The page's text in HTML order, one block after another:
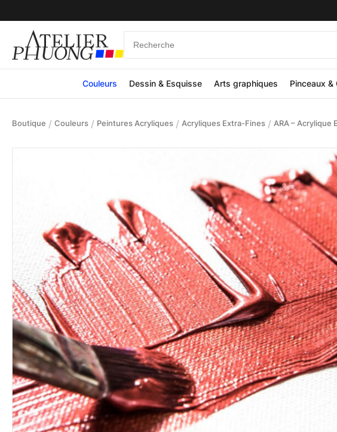
Couleurs Dessin & Esquisse Arts graphiques Pinceaux &
Boutique / Couleurs / Peintures Acryliques / Acryliques Extra-Fines /